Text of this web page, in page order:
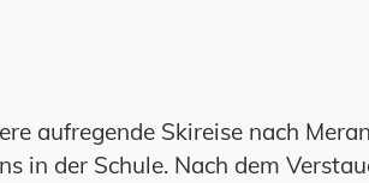
aufregende Skireise nach
in der Schule. Nach dem